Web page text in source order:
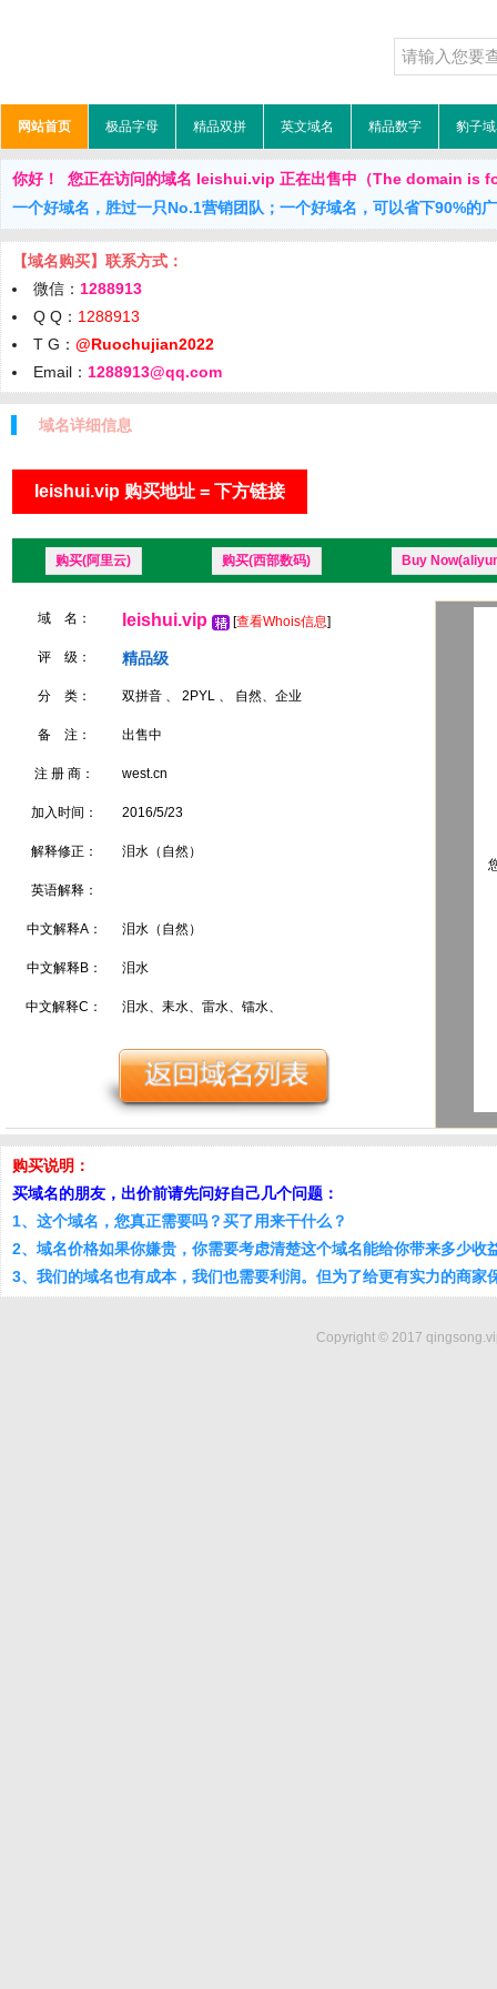
网站首页 极品字母 精品双拼 英文域名 精品数字 豹子
你好！ 您正在访问的域名 leishui.vip 正在出售中（The domain is
一个好域名，胜过一只No.1营销团队；一个好域名，可以省下90%的
【域名购买】联系方式：
微信： 1288913
Q Q： 1288913
T G： @Ruochujian2022
Email： 1288913@qq.com
域名详细信息
leishui.vip 购买地址 = 下方链接
购买(阿里云) 购买(西部数码) Buy
域 名： leishui.vip [查看Whois信息]
评 级： 精品级
分 类： 双拼音 、 2PYL 、 自然、企业
备 注： 出售中
注 册 商： west.cn
加入时间： 2016/5/23
解释修正： 泪水（自然）
英语解释：
中文解释A： 泪水（自然）
中文解释B： 泪水
中文解释C： 泪水、耒水、雷水、镭水、
购买说明：
买域名的朋友，出价前请先问好自己几个问题：
1、这个域名，您真正需要吗？买了用来干什么？
2、域名价格如果你嫌贵，你需要考虑清楚这个域名能给你带来多少收
3、我们的域名也有成本，我们也需要利润。但为了给更有实力的商家
Copyright © 2017